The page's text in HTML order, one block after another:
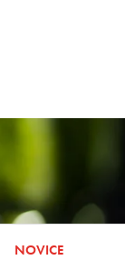
NOVICE